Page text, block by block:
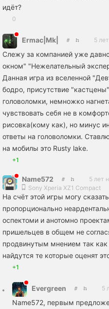
идёт?
0
Ermac|Mk| 5
Слежу за компанией уже
окном" "Нежелательный
Данная игра из вселенной
бодро, присутствие
головоломки, немножко
чувствовать себя не в
рисовка(кому как), но минус
ответы на головоломки.
на мобилы это Rusty lake.
+1
Name572
5 лет
Sony Xperia XZ1 Compact
На счёт этой игры могу
пропорционально
оспектоми и анотомно
пришельцев в общем не
продвинутым мнением так
найдутся те которые оценят
+1
Evergreen 5
Name572, первым